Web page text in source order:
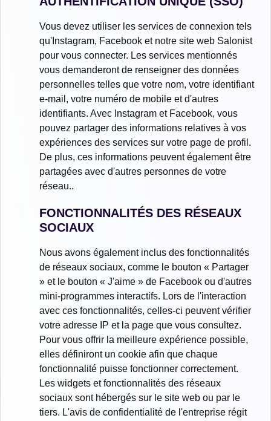
Vous devez utiliser les services de connexion tels
qu'Instagram, Facebook et notre site web Salonist
pour vous connecter. Les services mentionnés
vous demanderont de renseigner des données
personnelles telles que votre nom, votre identifiant
e-mail, votre numéro de mobile et d'autres
identifiants. Avec Instagram et Facebook, vous
pouvez partager des informations relatives à vos
expériences des services sur votre page de profil.
De plus, ces informations peuvent également être
partagées avec d'autres personnes de votre
réseau..
FONCTIONNALITÉS DES RÉSEAUX
SOCIAUX
Nous avons également inclus des fonctionnalités
de réseaux sociaux, comme le bouton « Partager
» et le bouton « J'aime » de Facebook ou d'autres
mini-programmes interactifs. Lors de l'interaction
avec ces fonctionnalités, celles-ci peuvent vérifier
votre adresse IP et la page que vous consultez.
Pour vous offrir la meilleure expérience possible,
elles définiront un cookie afin que chaque
fonctionnalité puisse fonctionner correctement.
Les widgets et fonctionnalités des réseaux
sociaux sont hébergés sur le site web ou par le
tiers. L'avis de confidentialité de l'entreprise régit